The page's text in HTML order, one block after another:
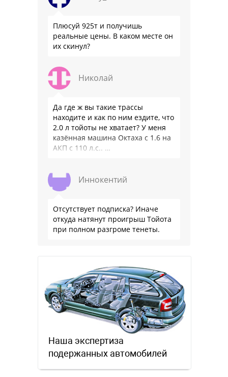
Плюсуй 925т и получишь
реальные цены. В каком месте он
их скинул?
Николай
Да где ж вы такие трассы
находите и как по ним ездите, что
2.0 л тойоты не хватает? У меня
казённая машина Октаха с 1.6 на
АКП с 110 л.с.. …
Иннокентий
Отсутствует подписка? Иначе
откуда натянут проигрыш Тойота
при полном разгроме тенеты.
Наша экспертиза
подержанных автомобилей